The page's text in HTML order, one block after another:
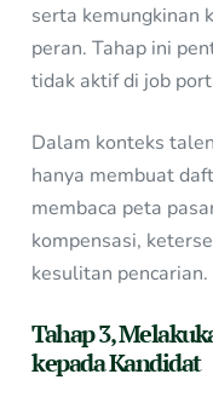
serta kemungkinan
peran. Tahap ini
tidak aktif di job
Dalam konteks
hanya membuat
membaca peta
kompensasi,
kesulitan pencarian.
Tahap 3,
kepada Kandidat